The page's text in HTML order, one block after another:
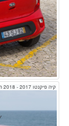
קיה פיקנטו 2017 - 2018 הצ'בק - אדום - מבט מאחור